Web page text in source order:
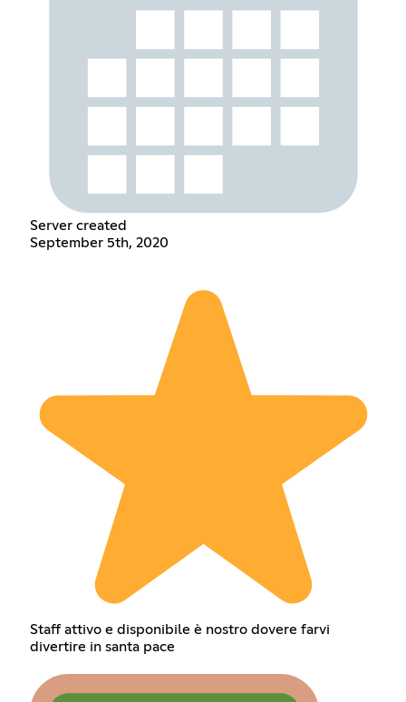
Server created
September 5th, 2020
Staff attivo e disponibile è nostro dovere farvi
divertire in santa pace